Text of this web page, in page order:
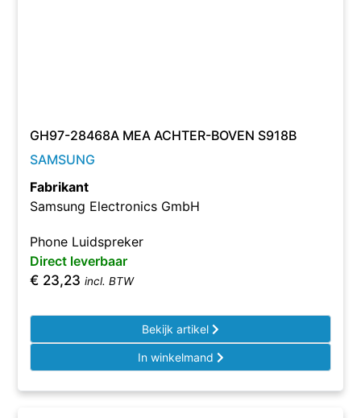
GH97-28468A MEA ACHTER-BOVEN S918B
SAMSUNG
Fabrikant
Samsung Electronics GmbH
Phone Luidspreker
Direct leverbaar
€ 23,23 incl. BTW
Bekijk artikel
In winkelmand